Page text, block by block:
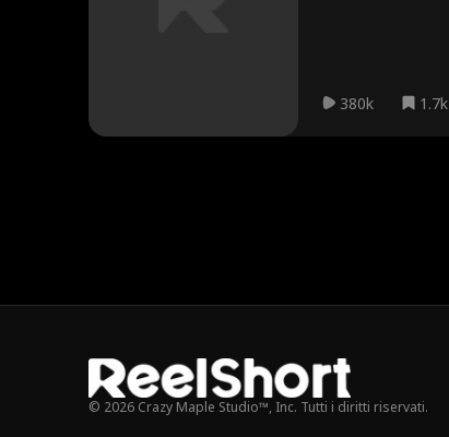
380k 1.7k
© 2026 Crazy Maple Studio™, Inc. Tutti i diritti riservati.